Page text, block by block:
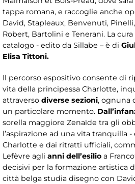
tappa romana, e raccoglie anche
David, Stapleaux, Benvenuti,
Robert, Bartolini e Tenerani. La
catalogo - edito da Sillabe – è di
Elisa Tittoni.
Il percorso espositivo consente di
vita della principessa Charlotte,
attraverso diverse sezioni, ognuna
un particolare momento.
sorella maggiore Zenaïde tra gli
l’aspirazione ad una vita tranquilla
Charlotte e dai ritratti ufficiali,
Lefèvre agli anni dell’esilio a
decisivi per la formazione artistica
città belga studia disegno con